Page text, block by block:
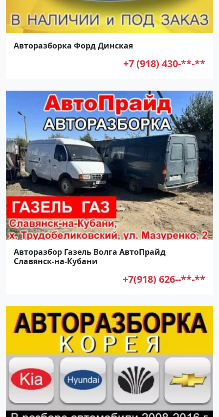
Авторазборка Форд Динская
+7 (918) 430-**-**
Авторазбор Газель Волга АвтоПрайд
Славянск-на-Кубани
+7(918) 626--**-**